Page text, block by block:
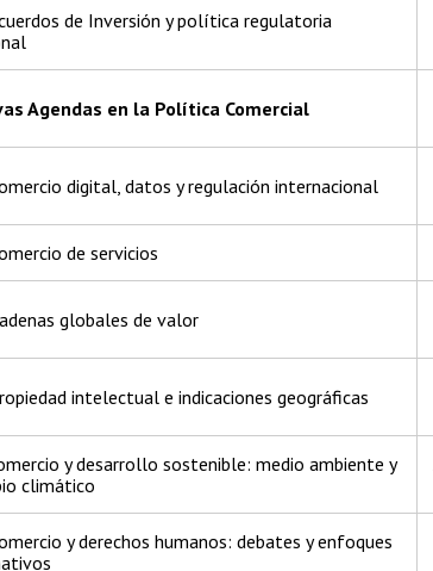
de Inversión y política regulatoria
Agendas en la Política Comercial
digital, datos y regulación internacional
de servicios
globales de valor
intelectual e indicaciones geográficas
y desarrollo sostenible: medio ambiente y
climático
y derechos humanos: debates y enfoques